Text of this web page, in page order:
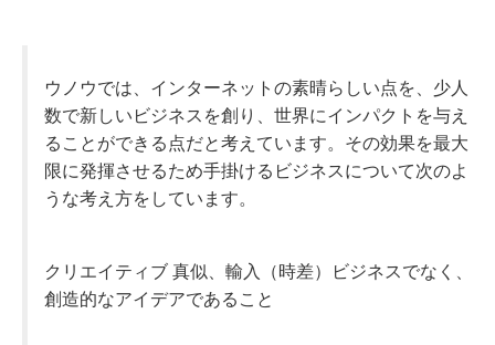
ウノウでは、インターネットの素晴らしい点を、少人
数で新しいビジネスを創り、世界にインパクトを与え
ることができる点だと考えています。その効果を最大
限に発揮させるため手掛けるビジネスについて次のよ
うな考え方をしています。
クリエイティブ 真似、輸入（時差）ビジネスでなく、
創造的なアイデアであること